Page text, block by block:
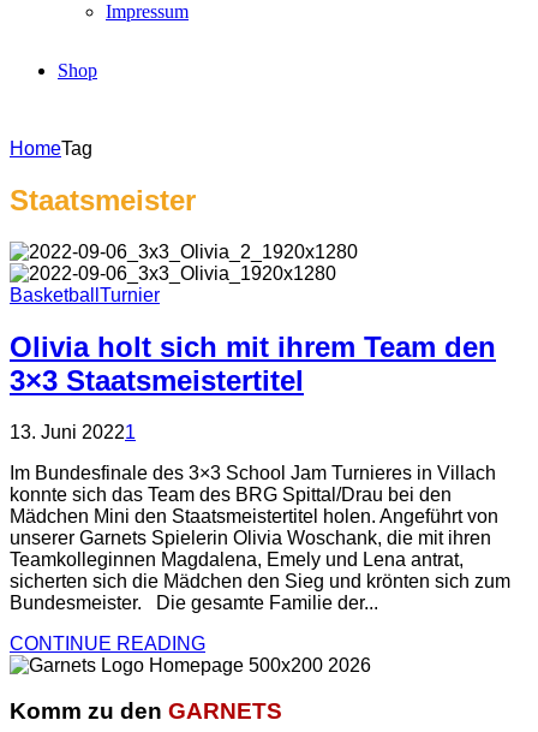
Impressum
Shop
HomeTag
Staatsmeister
Basketball Turnier
Olivia holt sich mit ihrem Team den
3×3 Staatsmeistertitel
13. Juni 20221
Im Bundesfinale des 3×3 School Jam Turnieres in Villach
konnte sich das Team des BRG Spittal/Drau bei den
Mädchen Mini den Staatsmeistertitel holen. Angeführt von
unserer Garnets Spielerin Olivia Woschank, die mit ihren
Teamkolleginnen Magdalena, Emely und Lena antrat,
sicherten sich die Mädchen den Sieg und krönten sich zum
Bundesmeister. Die gesamte Familie der...
CONTINUE READING
Komm zu den GARNETS